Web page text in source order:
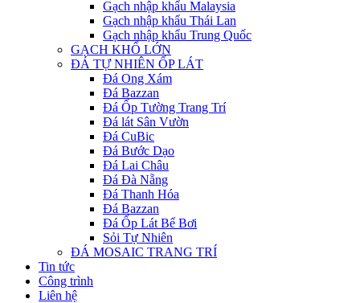
Gạch nhập khẩu Malaysia
Gạch nhập khẩu Thái Lan
Gạch nhập khẩu Trung Quốc
GẠCH KHỔ LỚN
ĐÁ TỰ NHIÊN ỐP LÁT
Đá Ong Xám
Đá Bazzan
Đá Ốp Tường Trang Trí
Đá lát Sân Vườn
Đá CuBic
Đá Bước Dạo
Đá Lai Châu
Đá Đà Nẵng
Đá Thanh Hóa
Đá Bazzan
Đá Ốp Lát Bể Bơi
Sỏi Tự Nhiên
ĐÁ MOSAIC TRANG TRÍ
Tin tức
Công trình
Liên hệ